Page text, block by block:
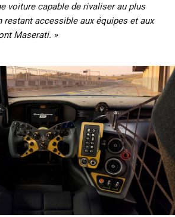
voiture capable de rivaliser au plus
restant accessible aux équipes et aux
Maserati. »